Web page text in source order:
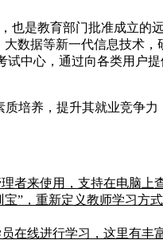
也是教育部门批准成立的
数据等新一代信息技术
中心，通过向各类用户
培养，提升其就业竞争
者来使用，支持在电脑上
”，重新定义教师学习方
在线进行学习，这里有